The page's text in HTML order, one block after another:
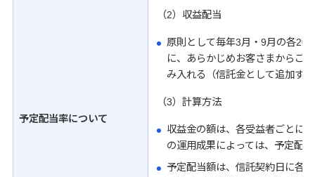
予定配当率について
（2）収益配当
原則として毎年3月・9月の各20
に、あらかじめお客さまからご
み入れる（信託金として追加す
（3）計算方法
収益金の額は、各受益者ごとに
の運用成果によっては、予定配
予定配当額は、信託契約日に各